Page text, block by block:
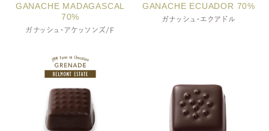
GANACHE MADAGASCAL
70%
ガナッシュ・アケッソンズ/F
GANACHE ECUADOR 70%
ガナッシュ・エクアドル